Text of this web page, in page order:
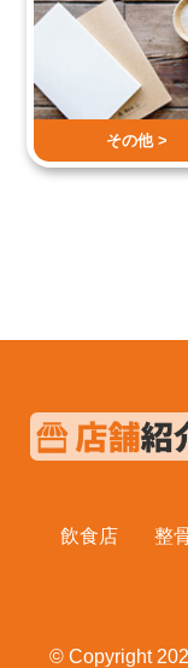
その他 >
飲食店 整
© Copyright